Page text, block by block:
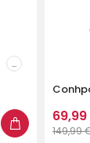
...
149,99